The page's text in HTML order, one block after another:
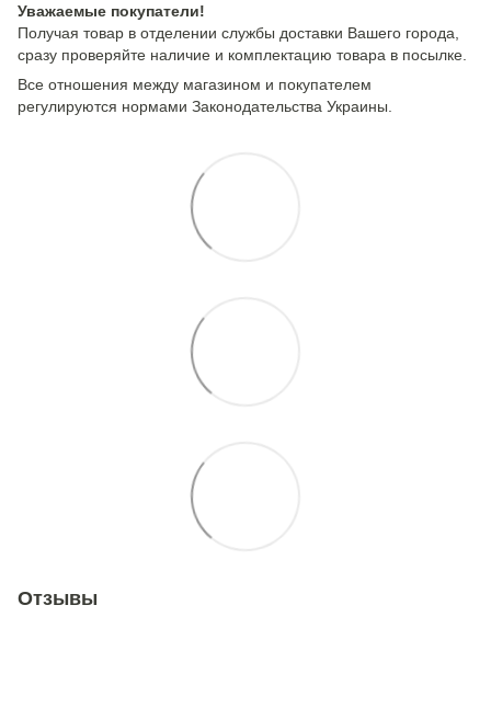
Уважаемые покупатели!
Получая товар в отделении службы доставки Вашего города,
сразу проверяйте наличие и комплектацию товара в посылке.
Все отношения между магазином и покупателем
регулируются нормами Законодательства Украины.
Отзывы